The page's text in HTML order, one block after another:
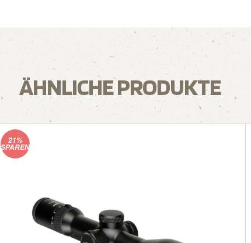
ÄHNLICHE PRODUKTE
21%
SPAREN